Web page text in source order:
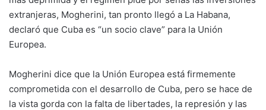
extranjeras, Mogherini, tan pronto llegó a La Habana,
declaró que Cuba es “un socio clave” para la Unión
Europea.
Mogherini dice que la Unión Europea está firmemente
comprometida con el desarrollo de Cuba, pero se hace de
la vista gorda con la falta de libertades, la represión y las